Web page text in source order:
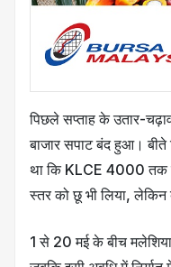
पिछले सप्ताह के उतार-
बाजार सपाट बंद हुआ। बीते
था कि KLCE 4000 तक
स्तर को छू भी लिया, लेकिन
1 से 20 मई के बीच